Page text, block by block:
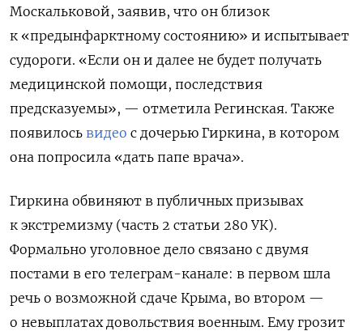
Москальковой, заявив, что он близок
к «предынфарктному состоянию» и испытывает
судороги. «Если он и далее не будет получать
медицинской помощи, последствия
предсказуемы», — отметила Регинская. Также
появилось видео с дочерью Гиркина, в котором
она попросила «дать папе врача».
Гиркина обвиняют в публичных призывах
к экстремизму (часть 2 статьи 280 УК).
Формально уголовное дело связано с двумя
постами в его телеграм-канале: в первом шла
речь о возможной сдаче Крыма, во втором —
о невыплатах довольствия военным. Ему грозит